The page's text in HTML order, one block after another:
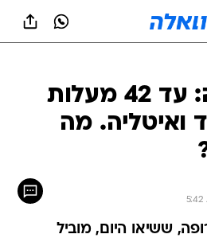
אירופה נמסה: עד 42 מעלות
ואיטליה. מה
ששיאו היום, מוביל